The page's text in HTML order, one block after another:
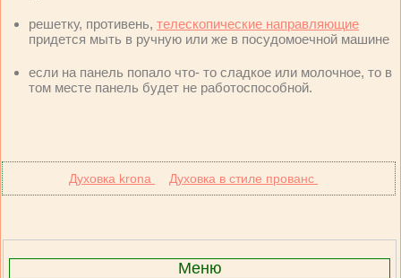
решетку, противень, телескопические направляющие
придется мыть в ручную или же в посудомоечной машине
если на панель попало что- то сладкое или молочное, то в
том месте панель будет не работоспособной.
Духовка krona Духовка в стиле прованс
Меню